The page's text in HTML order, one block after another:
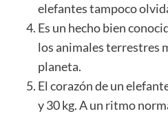
elefantes tampoco
Es un hecho bien
los animales terrestres
planeta.
El corazón de un
y 30 kg. A un ritmo